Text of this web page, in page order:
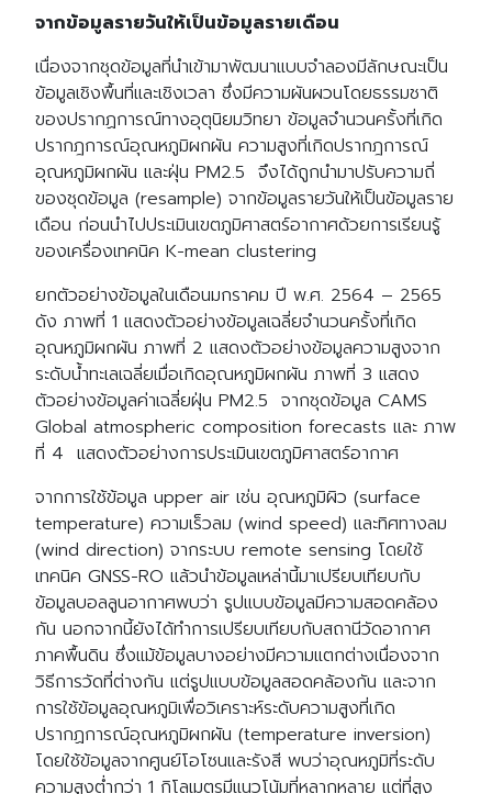
จากข้อมูลรายวันให้เป็นข้อมูลรายเดือน
เนื่องจากชุดข้อมูลที่นำเข้ามาพัฒนาแบบจำลองมีลักษณะเป็น
ข้อมูลเชิงพื้นที่และเชิงเวลา ซึ่งมีความผันผวนโดยธรรมชาติ
ของปรากฏการณ์ทางอุตุนิยมวิทยา ข้อมูลจำนวนครั้งที่เกิด
ปรากฎการณ์อุณหภูมิผกผัน ความสูงที่เกิดปรากฎการณ์
อุณหภูมิผกผัน และฝุ่น PM2.5 จึงได้ถูกนำมาปรับความถี่
ของชุดข้อมูล (resample) จากข้อมูลรายวันให้เป็นข้อมูลราย
เดือน ก่อนนำไปประเมินเขตภูมิศาสตร์อากาศด้วยการเรียนรู้
ของเครื่องเทคนิค K-mean clustering
ยกตัวอย่างข้อมูลในเดือนมกราคม ปี พ.ศ. 2564 – 2565
ดัง ภาพที่ 1 แสดงตัวอย่างข้อมูลเฉลี่ยจำนวนครั้งที่เกิด
อุณหภูมิผกผัน ภาพที่ 2 แสดงตัวอย่างข้อมูลความสูงจาก
ระดับน้ำทะเลเฉลี่ยเมื่อเกิดอุณหภูมิผกผัน ภาพที่ 3 แสดง
ตัวอย่างข้อมูลค่าเฉลี่ยฝุ่น PM2.5 จากชุดข้อมูล CAMS
Global atmospheric composition forecasts และ ภาพ
ที่ 4 แสดงตัวอย่างการประเมินเขตภูมิศาสตร์อากาศ
จากการใช้ข้อมูล upper air เช่น อุณหภูมิผิว (surface
temperature) ความเร็วลม (wind speed) และทิศทางลม
(wind direction) จากระบบ remote sensing โดยใช้
เทคนิค GNSS-RO แล้วนำข้อมูลเหล่านี้มาเปรียบเทียบกับ
ข้อมูลบอลลูนอากาศพบว่า รูปแบบข้อมูลมีความสอดคล้อง
กัน นอกจากนี้ยังได้ทำการเปรียบเทียบกับสถานีวัดอากาศ
ภาคพื้นดิน ซึ่งแม้ข้อมูลบางอย่างมีความแตกต่างเนื่องจาก
วิธีการวัดที่ต่างกัน แต่รูปแบบข้อมูลสอดคล้องกัน และจาก
การใช้ข้อมูลอุณหภูมิเพื่อวิเคราะห์ระดับความสูงที่เกิด
ปรากฏการณ์อุณหภูมิผกผัน (temperature inversion)
โดยใช้ข้อมูลจากศูนย์โอโซนและรังสี พบว่าอุณหภูมิที่ระดับ
ความสูงต่ำกว่า 1 กิโลเมตรมีแนวโน้มที่หลากหลาย แต่ที่สูง